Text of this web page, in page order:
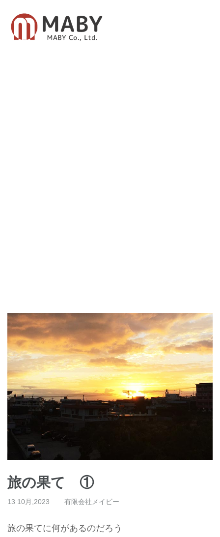
旅の果て ①
13 10月,2023 有限会社メイビー
旅の果てに何があるのだろう